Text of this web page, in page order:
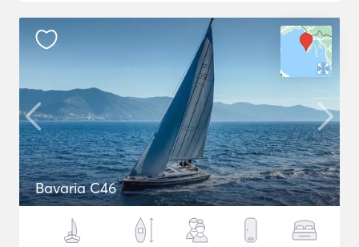
Bavaria C46